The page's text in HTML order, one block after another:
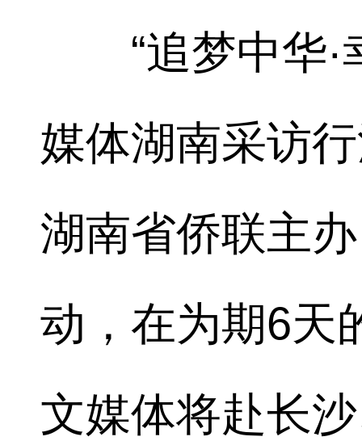
“追梦中华·
媒体湖南采访
湖南省侨联主
动，在为期6天
文媒体将赴长